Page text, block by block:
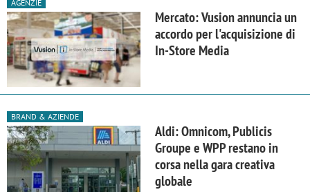
AGENZIE
Mercato: Vusion annuncia un
accordo per l'acquisizione di
In-Store Media
BRAND & AZIENDE
Aldi: Omnicom, Publicis
Groupe e WPP restano in
corsa nella gara creativa
globale